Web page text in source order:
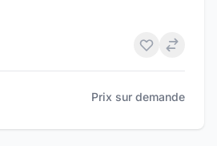
Prix sur demande